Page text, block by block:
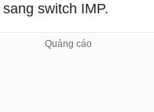
switch IMP.